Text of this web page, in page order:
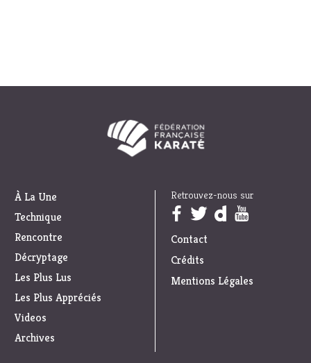
À La Une
Technique
Rencontre
Décryptage
Les Plus Lus
Les Plus Appréciés
Videos
Archives
Retrouvez-nous sur
Trouvez nous sur :
Contact
Crédits
Mentions Légales